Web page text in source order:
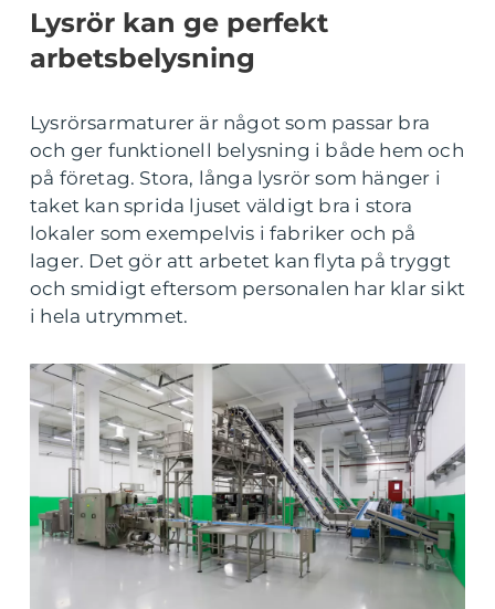
Lysrör kan ge perfekt
arbetsbelysning
Lysrörsarmaturer är något som passar bra
och ger funktionell belysning i både hem och
på företag. Stora, långa lysrör som hänger i
taket kan sprida ljuset väldigt bra i stora
lokaler som exempelvis i fabriker och på
lager. Det gör att arbetet kan flyta på tryggt
och smidigt eftersom personalen har klar sikt
i hela utrymmet.